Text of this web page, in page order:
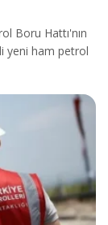
Boru Hattı'nın
yeni ham petrol